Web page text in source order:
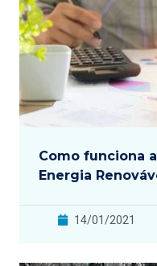
Como funciona
Energia
14/01/2021